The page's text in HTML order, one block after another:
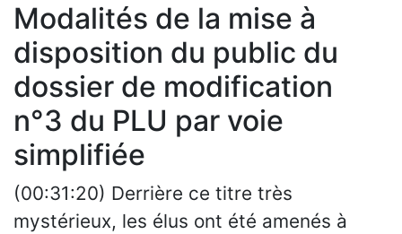
Modalités de la mise à
disposition du public du
dossier de modification
n°3 du PLU par voie
simplifiée
(00:31:20) Derrière ce titre très
mystérieux, les élus ont été amenés à